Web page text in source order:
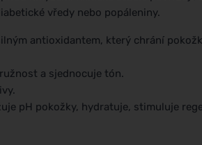
vředy nebo popáleniny.
antioxidantem, který chrání
a sjednocuje tón.
pH pokožky, hydratuje, stimuluje